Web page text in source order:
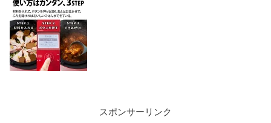
スポンサーリンク